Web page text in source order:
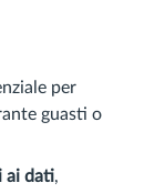
per
guasti o
ai dati,